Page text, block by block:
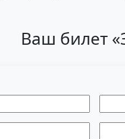
Ваш билет